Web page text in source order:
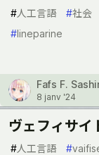
#人工言語 #社会
#lineparine
Fafs F.
8 janv '24
ヴェフィサイ
#人工言語 #